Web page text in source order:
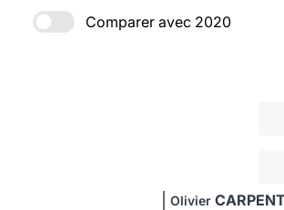
Comparer avec 2020
Olivier